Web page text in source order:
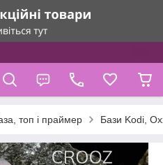
топ і праймер Бази Kodi,